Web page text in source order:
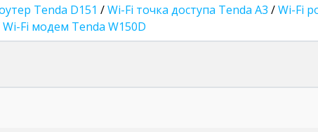
Tenda D151 /Wi-Fi точка доступа Tenda A3 /Wi-Fi
Wi-Fi модем Tenda W150D